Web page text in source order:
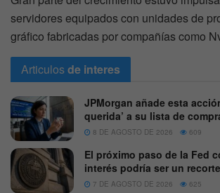
servidores equipados con unidades de
gráfico fabricadas por compañías como
Articulosde interes
JPMorgan añade esta
querida’ a su lista de
8 DE AGOSTO DE 2026 609
El próximo paso de la Fed
interés podría ser un recorte
7 DE AGOSTO DE 2026 625